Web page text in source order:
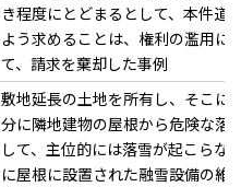
き程度にとどまるとして、本件道
よう求めることは、権利の濫用に
て、請求を棄却した事例
敷地延長の土地を所有し、そこに
分に隣地建物の屋根から危険な落
して、主位的には落雪が起こらな
に屋根に設置された融雪設備の維